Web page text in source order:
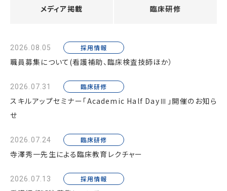
メディア掲載 臨床研修
2026.08.05 採用情報
職員募集について(看護補助、臨床検査技師ほか）
2026.07.31 臨床研修
スキルアップセミナー「Academic Half DayⅢ」開催のお知ら
せ
2026.07.24 臨床研修
寺澤秀一先生による臨床教育レクチャー
2026.07.13 採用情報